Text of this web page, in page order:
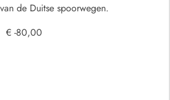
de Duitse spoorwegen.
€ -80,00